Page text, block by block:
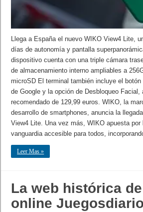
Llega a España el nuevo WIKO View4 Lite,
días de autonomía y pantalla
dispositivo cuenta con una triple cámara
de almacenamiento interno ampliables a
microSD El terminal también incluye el
de Google y la opción de Desbloqueo Facial,
recomendado de 129,99 euros. WIKO, la
desarrollo de smartphones, anuncia la
View4 Lite. Una vez más, WIKO apuesta por
vanguardia accesible para todos,
Leer Mas »
La web histórica
online